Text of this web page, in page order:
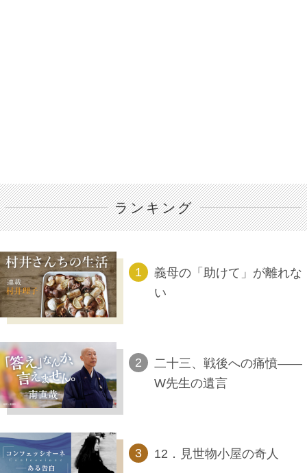
ランキング
義母の「助けて」が離れな
い
二十三、戦後への痛憤――
W先生の遺言
12．見世物小屋の奇人